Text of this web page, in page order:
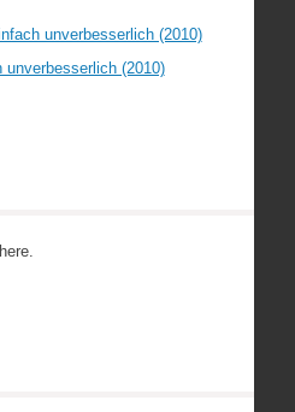
unverbesserlich (2010)
unverbesserlich (2010)